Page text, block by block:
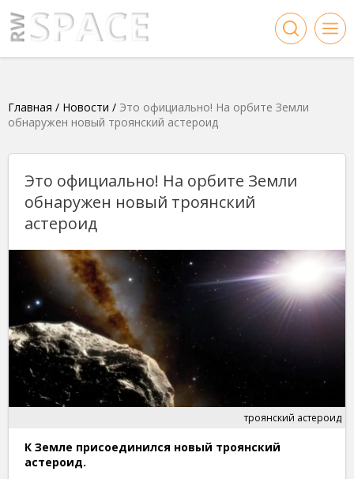
Главная / Новости / Это официально! На орбите Земли
обнаружен новый троянский астероид
Это официально! На орбите Земли
обнаружен новый троянский
астероид
троянский астероид
К Земле присоединился новый троянский
астероид.